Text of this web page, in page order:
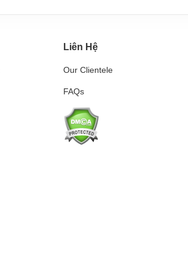
Liên Hệ
Our Clientele
FAQs